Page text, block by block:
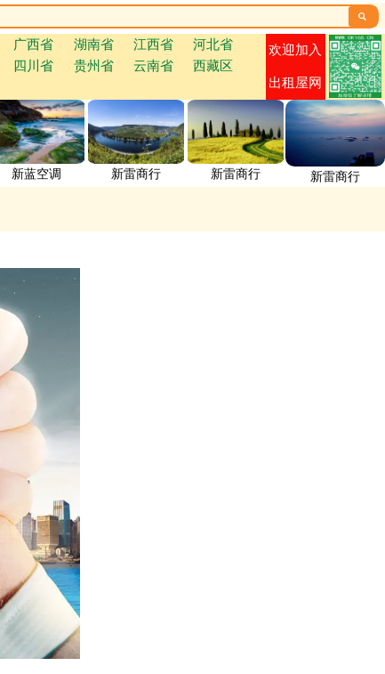

广西省 湖南省 江西省
河北省
四川省 贵州省 云南省
西藏区
欢迎加入
出租屋网
新蓝空调 新雷商行 新雷商行 新雷商行